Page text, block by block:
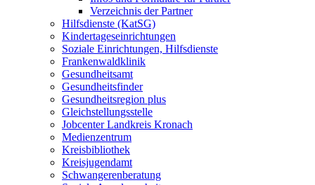
Verzeichnis der Partner
Hilfsdienste (KatSG)
Kindertageseinrichtungen
Soziale Einrichtungen, Hilfsdienste
Frankenwaldklinik
Gesundheitsamt
Gesundheitsfinder
Gesundheitsregion plus
Gleichstellungsstelle
Jobcenter Landkreis Kronach
Medienzentrum
Kreisbibliothek
Kreisjugendamt
Schwangerenberatung